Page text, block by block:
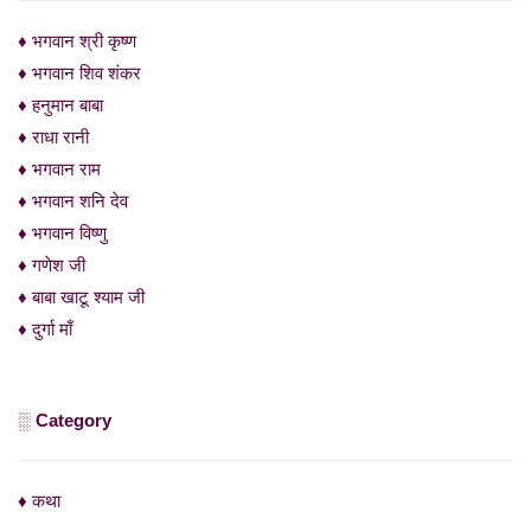
♦ भगवान श्री कृष्ण
♦ भगवान शिव शंकर
♦ हनुमान बाबा
♦ राधा रानी
♦ भगवान राम
♦ भगवान शनि देव
♦ भगवान विष्णु
♦ गणेश जी
♦ बाबा खाटू श्याम जी
♦ दुर्गा माँ
░ Category
♦ कथा